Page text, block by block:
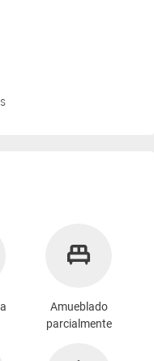
Amueblado
parcialmente